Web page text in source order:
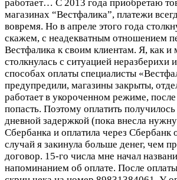
работает… С 2013 года приобретаю
магазинах “Вестфалика”, платежи
вовремя. Но в апреле этого года
скажем, с неадекватным отношением
Вестфалика к своим клиентам. Я, как и
столкнулась с ситуацией неразберихи
способах оплаты специалисты
предупредили, магазины закрыты,
работает в укороченном режиме,
попасть. Поэтому оплатить получилось
дневной задержкой (пока внесла
Сбербанка и оплатила через Сбербанк
случай я закинула больше денег, чем
договор. 15-го числа мне начал
напоминанием об оплате. После